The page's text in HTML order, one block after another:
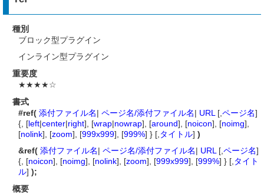
種別
ブロック型プラグイン
インライン型プラグイン
重要度
★★★★☆
書式
#ref( 添付ファイル名| ページ名/添付ファイル名| URL [, ページ名]
{, [left|center|right], [wrap|nowrap], [around], [noicon], [noimg],
[nolink], [zoom], [999x999], [999%] } [, タイトル] )
&ref( 添付ファイル名| ページ名/添付ファイル名| URL [, ページ名]
{, [noicon], [noimg], [nolink], [zoom], [999x999], [999%] } [, タイト
ル] );
概要